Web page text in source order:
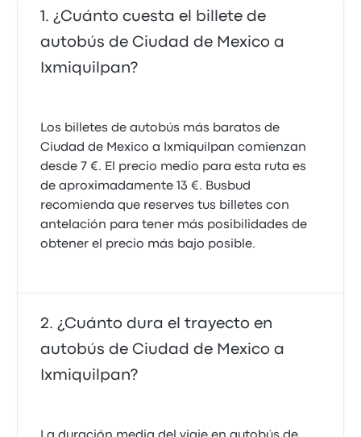
¿Cuánto cuesta el billete de
autobús de Ciudad de Mexico a
Ixmiquilpan?
Los billetes de autobús más baratos de
Ciudad de Mexico a Ixmiquilpan comienzan
desde 7 €. El precio medio para esta ruta es
de aproximadamente 13 €. Busbud
recomienda que reserves tus billetes con
antelación para tener más posibilidades de
obtener el precio más bajo posible.
¿Cuánto dura el trayecto en
autobús de Ciudad de Mexico a
Ixmiquilpan?